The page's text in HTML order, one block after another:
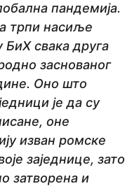
пандемија.
трпи насиље
БиХ свака друга
заснованог
Оно што
је да су
оне
изван ромске
заједнице, зато
затворена и